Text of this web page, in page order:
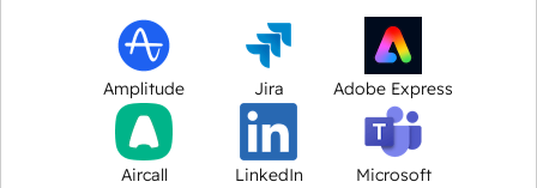
Amplitude Jira Adobe Express
Aircall LinkedIn
Microsoft